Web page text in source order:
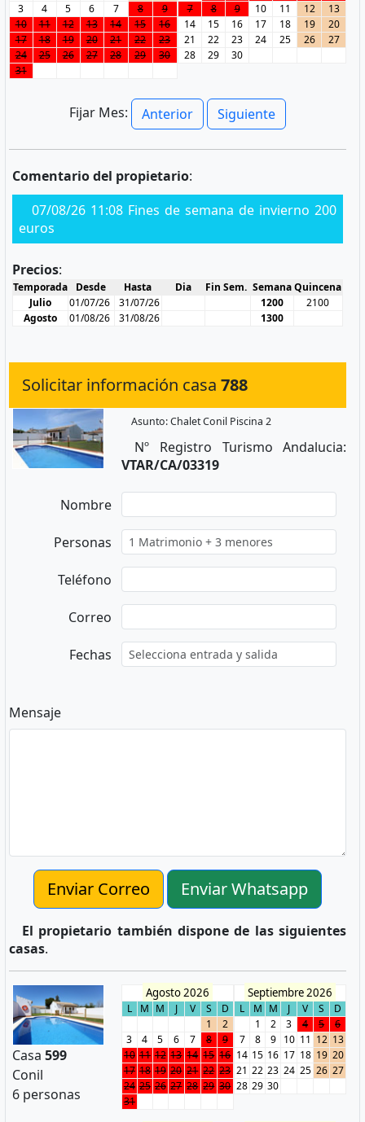
3
4 5 6 7 8
9
10
11 12 13 14 15
16
17
18 19 20 21 22
23
24
25 26 27 28 29
30
31
7
8 9 10 11 12
13
14
15 16 17 18 19
20
21
22 23 24 25 26
27
28
29 30
Fijar Mes: Anterior Siguiente
Comentario del propietario:
07/08/26 11:08 Fines de semana de invierno 200
euros
Precios:
Temporada Desde Hasta Dia Fin Sem. Semana Quincena
Julio
01/07/26 31/07/26 1200
2100
Agosto
01/08/26 31/08/26 1300
Solicitar información casa 788
Asunto: Chalet Conil Piscina 2
Nº Registro Turismo Andalucia:
VTAR/CA/03319
Nombre
Personas
Teléfono
Correo
Fechas
Mensaje
Enviar Correo Enviar Whatsapp
El propietario también dispone de las siguientes
casas.
Casa 599
Conil
6 personas
Agosto 2026
L M M J V S
D
1
2
3
4 5 6 7 8
9
10 11 12 13 14 15 16
17 18 19 20 21 22 23
24 25 26 27 28 29 30
31
Septiembre 2026
L M M J V S
D
1
2 3 4 5
6
7
8 9 10 11 12 13
14 15 16 17 18 19 20
21 22 23 24 25 26 27
28 29 30